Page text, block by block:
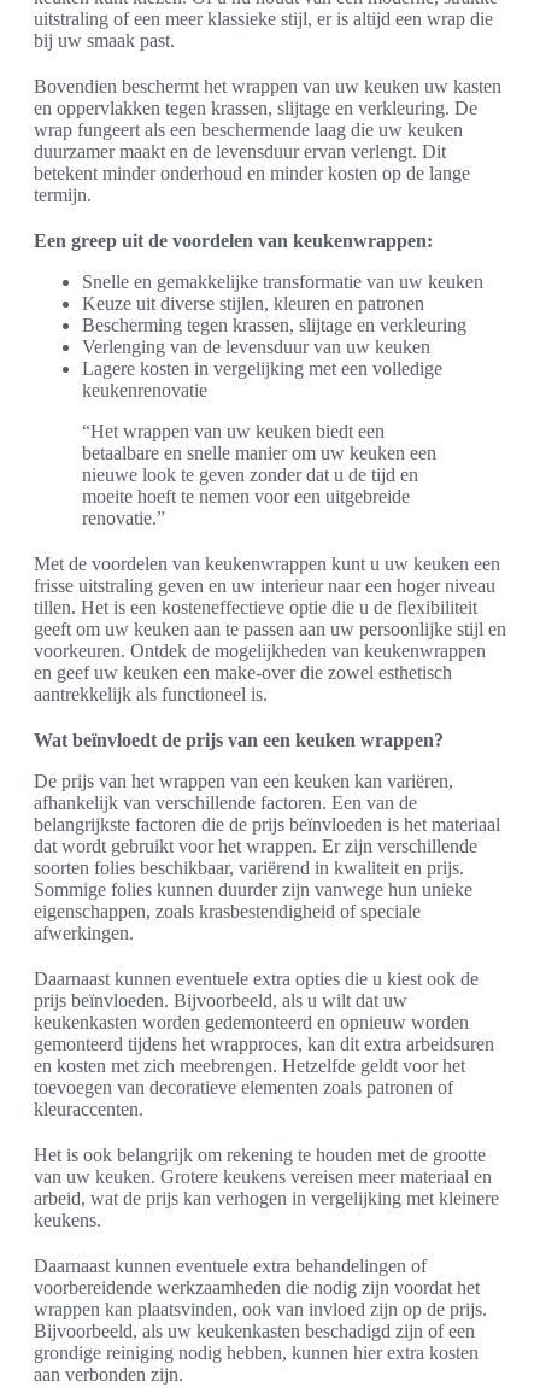
uitstraling of een meer klassieke stijl, er is altijd een wrap die
bij uw smaak past.
Bovendien beschermt het wrappen van uw keuken uw kasten
en oppervlakken tegen krassen, slijtage en verkleuring. De
wrap fungeert als een beschermende laag die uw keuken
duurzamer maakt en de levensduur ervan verlengt. Dit
betekent minder onderhoud en minder kosten op de lange
termijn.
Een greep uit de voordelen van keukenwrappen:
Snelle en gemakkelijke transformatie van uw keuken
Keuze uit diverse stijlen, kleuren en patronen
Bescherming tegen krassen, slijtage en verkleuring
Verlenging van de levensduur van uw keuken
Lagere kosten in vergelijking met een volledige
keukenrenovatie
“Het wrappen van uw keuken biedt een
betaalbare en snelle manier om uw keuken een
nieuwe look te geven zonder dat u de tijd en
moeite hoeft te nemen voor een uitgebreide
renovatie.”
Met de voordelen van keukenwrappen kunt u uw keuken een
frisse uitstraling geven en uw interieur naar een hoger niveau
tillen. Het is een kosteneffectieve optie die u de flexibiliteit
geeft om uw keuken aan te passen aan uw persoonlijke stijl en
voorkeuren. Ontdek de mogelijkheden van keukenwrappen
en geef uw keuken een make-over die zowel esthetisch
aantrekkelijk als functioneel is.
Wat beïnvloedt de prijs van een keuken wrappen?
De prijs van het wrappen van een keuken kan variëren,
afhankelijk van verschillende factoren. Een van de
belangrijkste factoren die de prijs beïnvloeden is het materiaal
dat wordt gebruikt voor het wrappen. Er zijn verschillende
soorten folies beschikbaar, variërend in kwaliteit en prijs.
Sommige folies kunnen duurder zijn vanwege hun unieke
eigenschappen, zoals krasbestendigheid of speciale
afwerkingen.
Daarnaast kunnen eventuele extra opties die u kiest ook de
prijs beïnvloeden. Bijvoorbeeld, als u wilt dat uw
keukenkasten worden gedemonteerd en opnieuw worden
gemonteerd tijdens het wrapproces, kan dit extra arbeidsuren
en kosten met zich meebrengen. Hetzelfde geldt voor het
toevoegen van decoratieve elementen zoals patronen of
kleuraccenten.
Het is ook belangrijk om rekening te houden met de grootte
van uw keuken. Grotere keukens vereisen meer materiaal en
arbeid, wat de prijs kan verhogen in vergelijking met kleinere
keukens.
Daarnaast kunnen eventuele extra behandelingen of
voorbereidende werkzaamheden die nodig zijn voordat het
wrappen kan plaatsvinden, ook van invloed zijn op de prijs.
Bijvoorbeeld, als uw keukenkasten beschadigd zijn of een
grondige reiniging nodig hebben, kunnen hier extra kosten
aan verbonden zijn.